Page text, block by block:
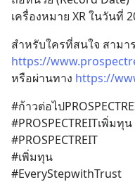
เครื่องหมาย XR ในวันที่
https://
หรือผ่านทาง https://
#ก้าวต่อไป
#PROSPECTREITเพิ่มทุน
#PROSPECTREIT
#เพิ่มทุน
#EveryStepwithTrust